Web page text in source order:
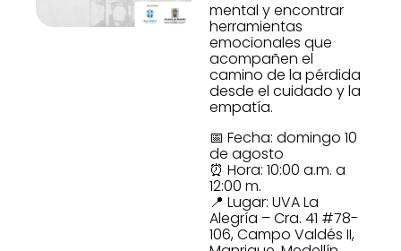
mental y encontrar
herramientas
emocionales que
acompañen el
camino de la pérdida
desde el cuidado y la
empatía.
📅 Fecha: domingo 10
de agosto
⏰ Hora: 10:00 a.m. a
12:00 m.
📍 Lugar: UVA La
Alegría – Cra. 41 #78-
106, Campo Valdés II,